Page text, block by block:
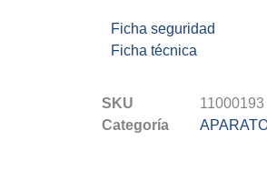
Ficha seguridad
Ficha técnica
SKU
11000193
Categoría